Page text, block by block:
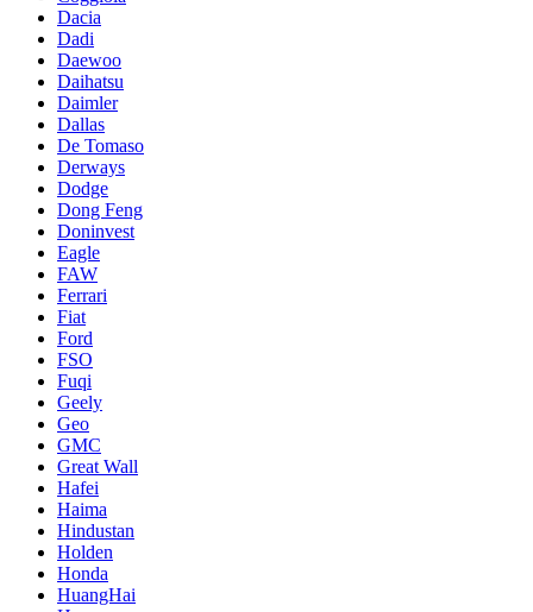
Dacia
Dadi
Daewoo
Daihatsu
Daimler
Dallas
De Tomaso
Derways
Dodge
Dong Feng
Doninvest
Eagle
FAW
Ferrari
Fiat
Ford
FSO
Fuqi
Geely
Geo
GMC
Great Wall
Hafei
Haima
Hindustan
Holden
Honda
HuangHai